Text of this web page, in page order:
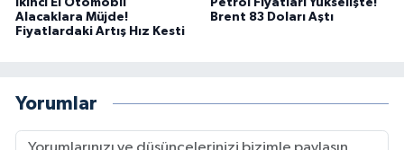
İkinci El Otomobil
Alacaklara Müjde!
Fiyatlardaki Artış Hız Kesti
Petrol Fiyatları Yükselişte!
Brent 83 Doları Aştı
Yorumlar